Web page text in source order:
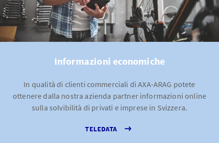
Informazioni economiche
In qualità di clienti commerciali di AXA-ARAG potete
ottenere dalla nostra azienda partner informazioni online
sulla solvibilità di privati e imprese in Svizzera.
TELEDATA